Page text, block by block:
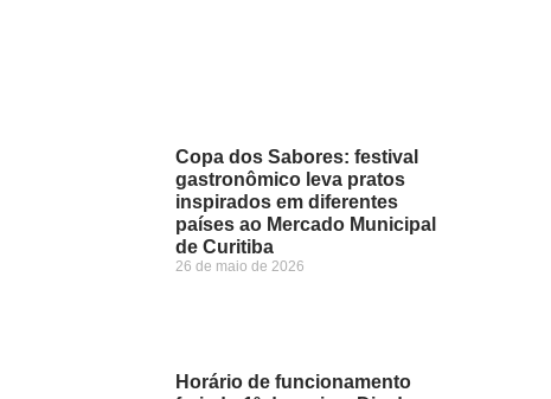
Copa dos Sabores: festival
gastronômico leva pratos
inspirados em diferentes
países ao Mercado Municipal
de Curitiba
26 de maio de 2026
Horário de funcionamento